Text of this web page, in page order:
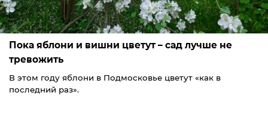
Пока яблони и вишни цветут – сад лучше не
тревожить
В этом году яблони в Подмосковье цветут «как в
последний раз».